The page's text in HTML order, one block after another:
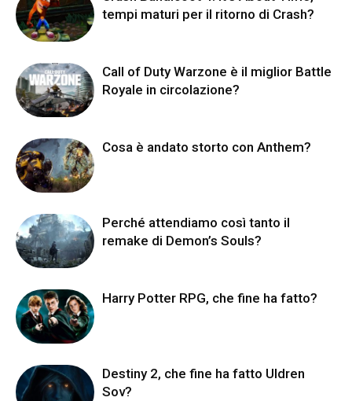
tempi maturi per il ritorno di Crash?
Call of Duty Warzone è il miglior Battle
Royale in circolazione?
Cosa è andato storto con Anthem?
Perché attendiamo così tanto il
remake di Demon’s Souls?
Harry Potter RPG, che fine ha fatto?
Destiny 2, che fine ha fatto Uldren
Sov?